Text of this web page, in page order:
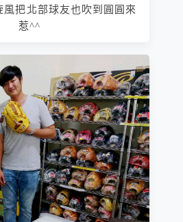
風把北部球友也吹到圓圓來
惹^^